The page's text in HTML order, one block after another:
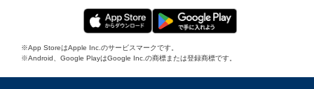
※App StoreはApple Inc.のサービスマークです。
※Android、Google PlayはGoogle Inc.の商標または登録商標です。